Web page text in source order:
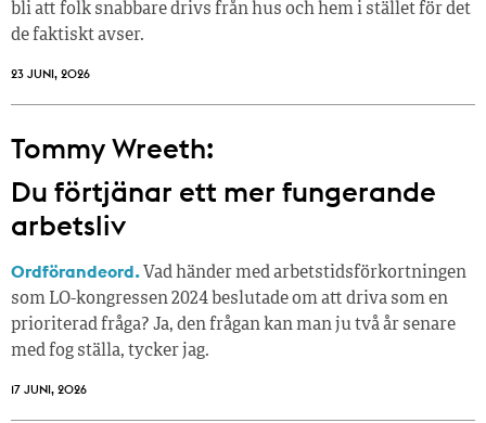
bli att folk snabbare drivs från hus och hem i stället för det
de faktiskt avser.
23 JUNI, 2026
Tommy Wreeth:
Du förtjänar ett mer fungerande
arbetsliv
Ordförandeord. Vad händer med arbetstidsförkortningen
som LO-kongressen 2024 beslutade om att driva som en
prioriterad fråga? Ja, den frågan kan man ju två år senare
med fog ställa, tycker jag.
17 JUNI, 2026